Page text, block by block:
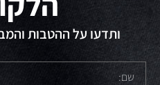
ותדעו על ההטבות